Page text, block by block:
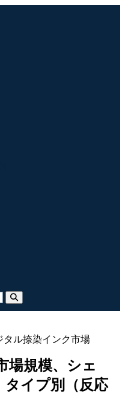
タル捺染インク市場
場規模、シェ
タイプ別（反応